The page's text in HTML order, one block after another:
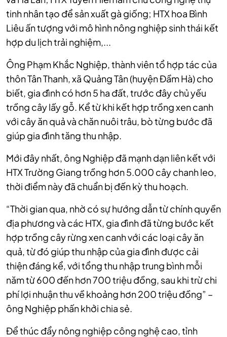
tinh nhân tạo để sản xuất gà giống; HTX hoa Bình
Liêu ấn tượng với mô hình nông nghiệp sinh thái kết
hợp du lịch trải nghiệm,...
Ông Phạm Khắc Nghiệp, thành viên tổ hợp tác của
thôn Tân Thanh, xã Quảng Tân (huyện Đầm Hà) cho
biết, gia đình có hơn 5 ha đất, trước đây chủ yếu
trồng cây lấy gỗ. Kể từ khi kết hợp trồng xen canh
với cây ăn quả và chăn nuôi trâu, bò từng bước đã
giúp gia đình tăng thu nhập.
Mới đây nhất, ông Nghiệp đã mạnh dạn liên kết với
HTX Trường Giang trồng hơn 5.000 cây chanh leo,
thời điểm này đã chuẩn bị đến kỳ thu hoạch.
“Thời gian qua, nhờ có sự hướng dẫn từ chính quyền
địa phương và các HTX, gia đình đã từng bước kết
hợp trồng cây rừng xen canh với các loại cây ăn
quả, từ đó giúp thu nhập của gia đình được cải
thiện đáng kể, với tổng thu nhập trung bình mỗi
năm từ 600 đến hơn 700 triệu đồng, sau khi trừ chi
phí lợi nhuận thu về khoảng hơn 200 triệu đồng” –
ông Nghiệp phấn khởi chia sẻ.
Để thúc đẩy nông nghiệp công nghệ cao, tỉnh